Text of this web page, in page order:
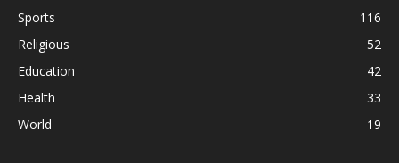
Sports
116
Religious
52
Education
42
Health
33
World
19